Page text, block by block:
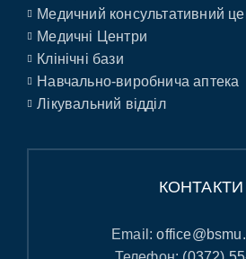
Медичний консультативний
Медичні Центри
Клінічні бази
Навчально-виробнича аптека
Лікувальний відділ
КОНТАКТИ
Email: